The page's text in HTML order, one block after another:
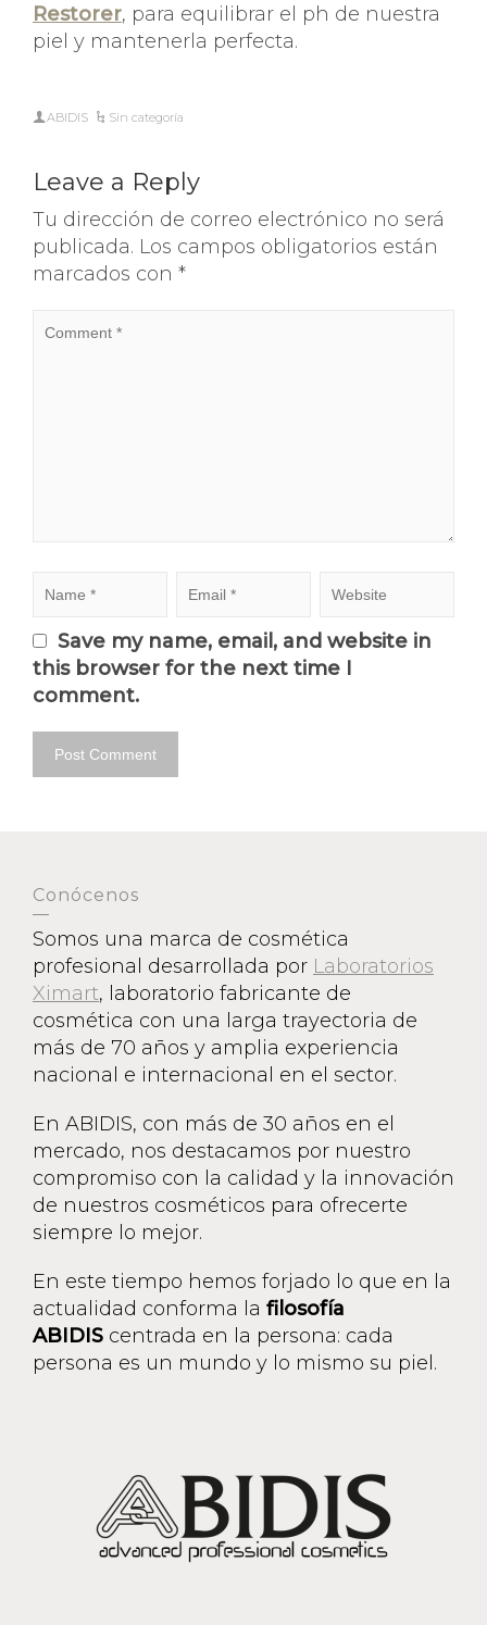
Restorer, para equilibrar el ph de nuestra
piel y mantenerla perfecta.
ABIDIS Sin categoría
Leave a Reply
Tu dirección de correo electrónico no será
publicada. Los campos obligatorios están
marcados con *
Save my name, email, and website in
this browser for the next time I
comment.
Conócenos
Somos una marca de cosmética
profesional desarrollada por Laboratorios
Ximart, laboratorio fabricante de
cosmética con una larga trayectoria de
más de 70 años y amplia experiencia
nacional e internacional en el sector.
En ABIDIS, con más de 30 años en el
mercado, nos destacamos por nuestro
compromiso con la calidad y la innovación
de nuestros cosméticos para ofrecerte
siempre lo mejor.
En este tiempo hemos forjado lo que en la
actualidad conforma la filosofía
ABIDIS centrada en la persona: cada
persona es un mundo y lo mismo su piel.